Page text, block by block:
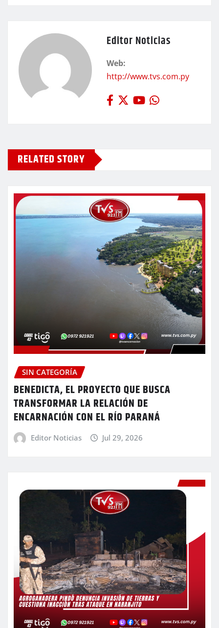
Editor Noticias
Web:
http://www.tvs.com.py
RELATED STORY
SIN CATEGORÍA
BENEDICTA, EL PROYECTO QUE BUSCA
TRANSFORMAR LA RELACIÓN DE
ENCARNACIÓN CON EL RÍO PARANÁ
Editor Noticias Jul 29, 2026